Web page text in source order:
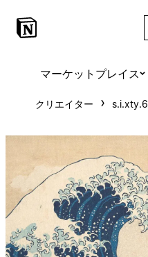
マーケットプレイス
クリエイター s.i.xty.6